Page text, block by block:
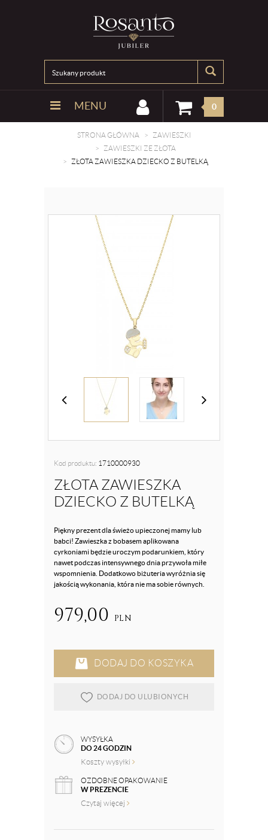
MENU 0
STRONA GŁÓWNA
ZAWIESZKI
ZAWIESZKI ZE ZŁOTA
ZŁOTA ZAWIESZKA DZIECKO Z BUTELKĄ
Kod produktu: 1710000930
ZŁOTA ZAWIESZKA
DZIECKO Z BUTELKĄ
Piękny prezent dla świeżo upieczonej mamy lub
babci! Zawieszka z bobasem aplikowana
cyrkoniami będzie uroczym podarunkiem, który
nawet podczas intensywnego dnia przywoła miłe
wspomnienia. Dodatkowo biżuteria wyróżnia się
jakością wykonania, która nie ma sobie równych.
979,00 PLN
DODAJ DO KOSZYKA
DODAJ DO ULUBIONYCH
WYSYŁKA
DO 24 GODZIN
Koszty wysyłki
OZDOBNE OPAKOWANIE
W PREZENCIE
Czytaj więcej